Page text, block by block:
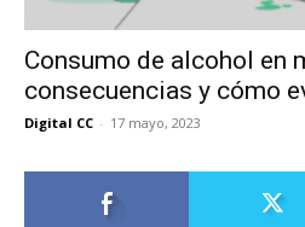
Consumo de alcohol en
consecuencias y cómo
Digital CC - 17 mayo, 2023